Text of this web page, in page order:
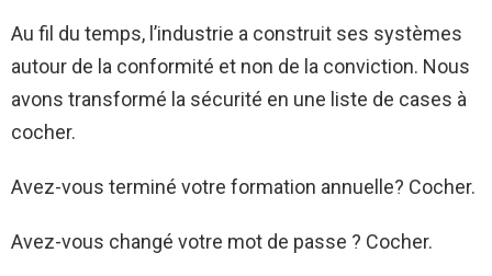
Au fil du temps, l’industrie a construit ses systèmes
autour de la conformité et non de la conviction. Nous
avons transformé la sécurité en une liste de cases à
cocher.
Avez-vous terminé votre formation annuelle? Cocher.
Avez-vous changé votre mot de passe ? Cocher.